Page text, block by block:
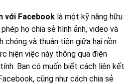
với Facebook là một kỹ năng hữu
họ chia sẻ hình ảnh, video và
chóng và thuận tiện giữa hai nền
hiện việc này thông qua điện
Bạn có muốn biết cách liên kết
cũng như cách chia sẻ